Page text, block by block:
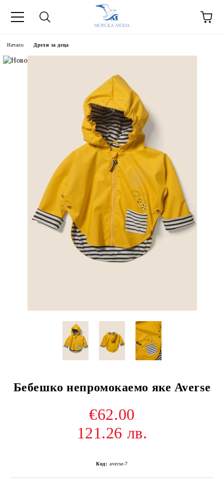
Начало Дрехи за деца
Бебешко непромокаемо яке Averse
€62.00
121.26 лв.
Код: averse-7